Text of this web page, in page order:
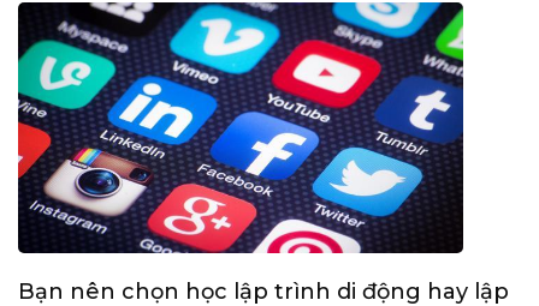
Bạn nên chọn học lập trình di động hay lập